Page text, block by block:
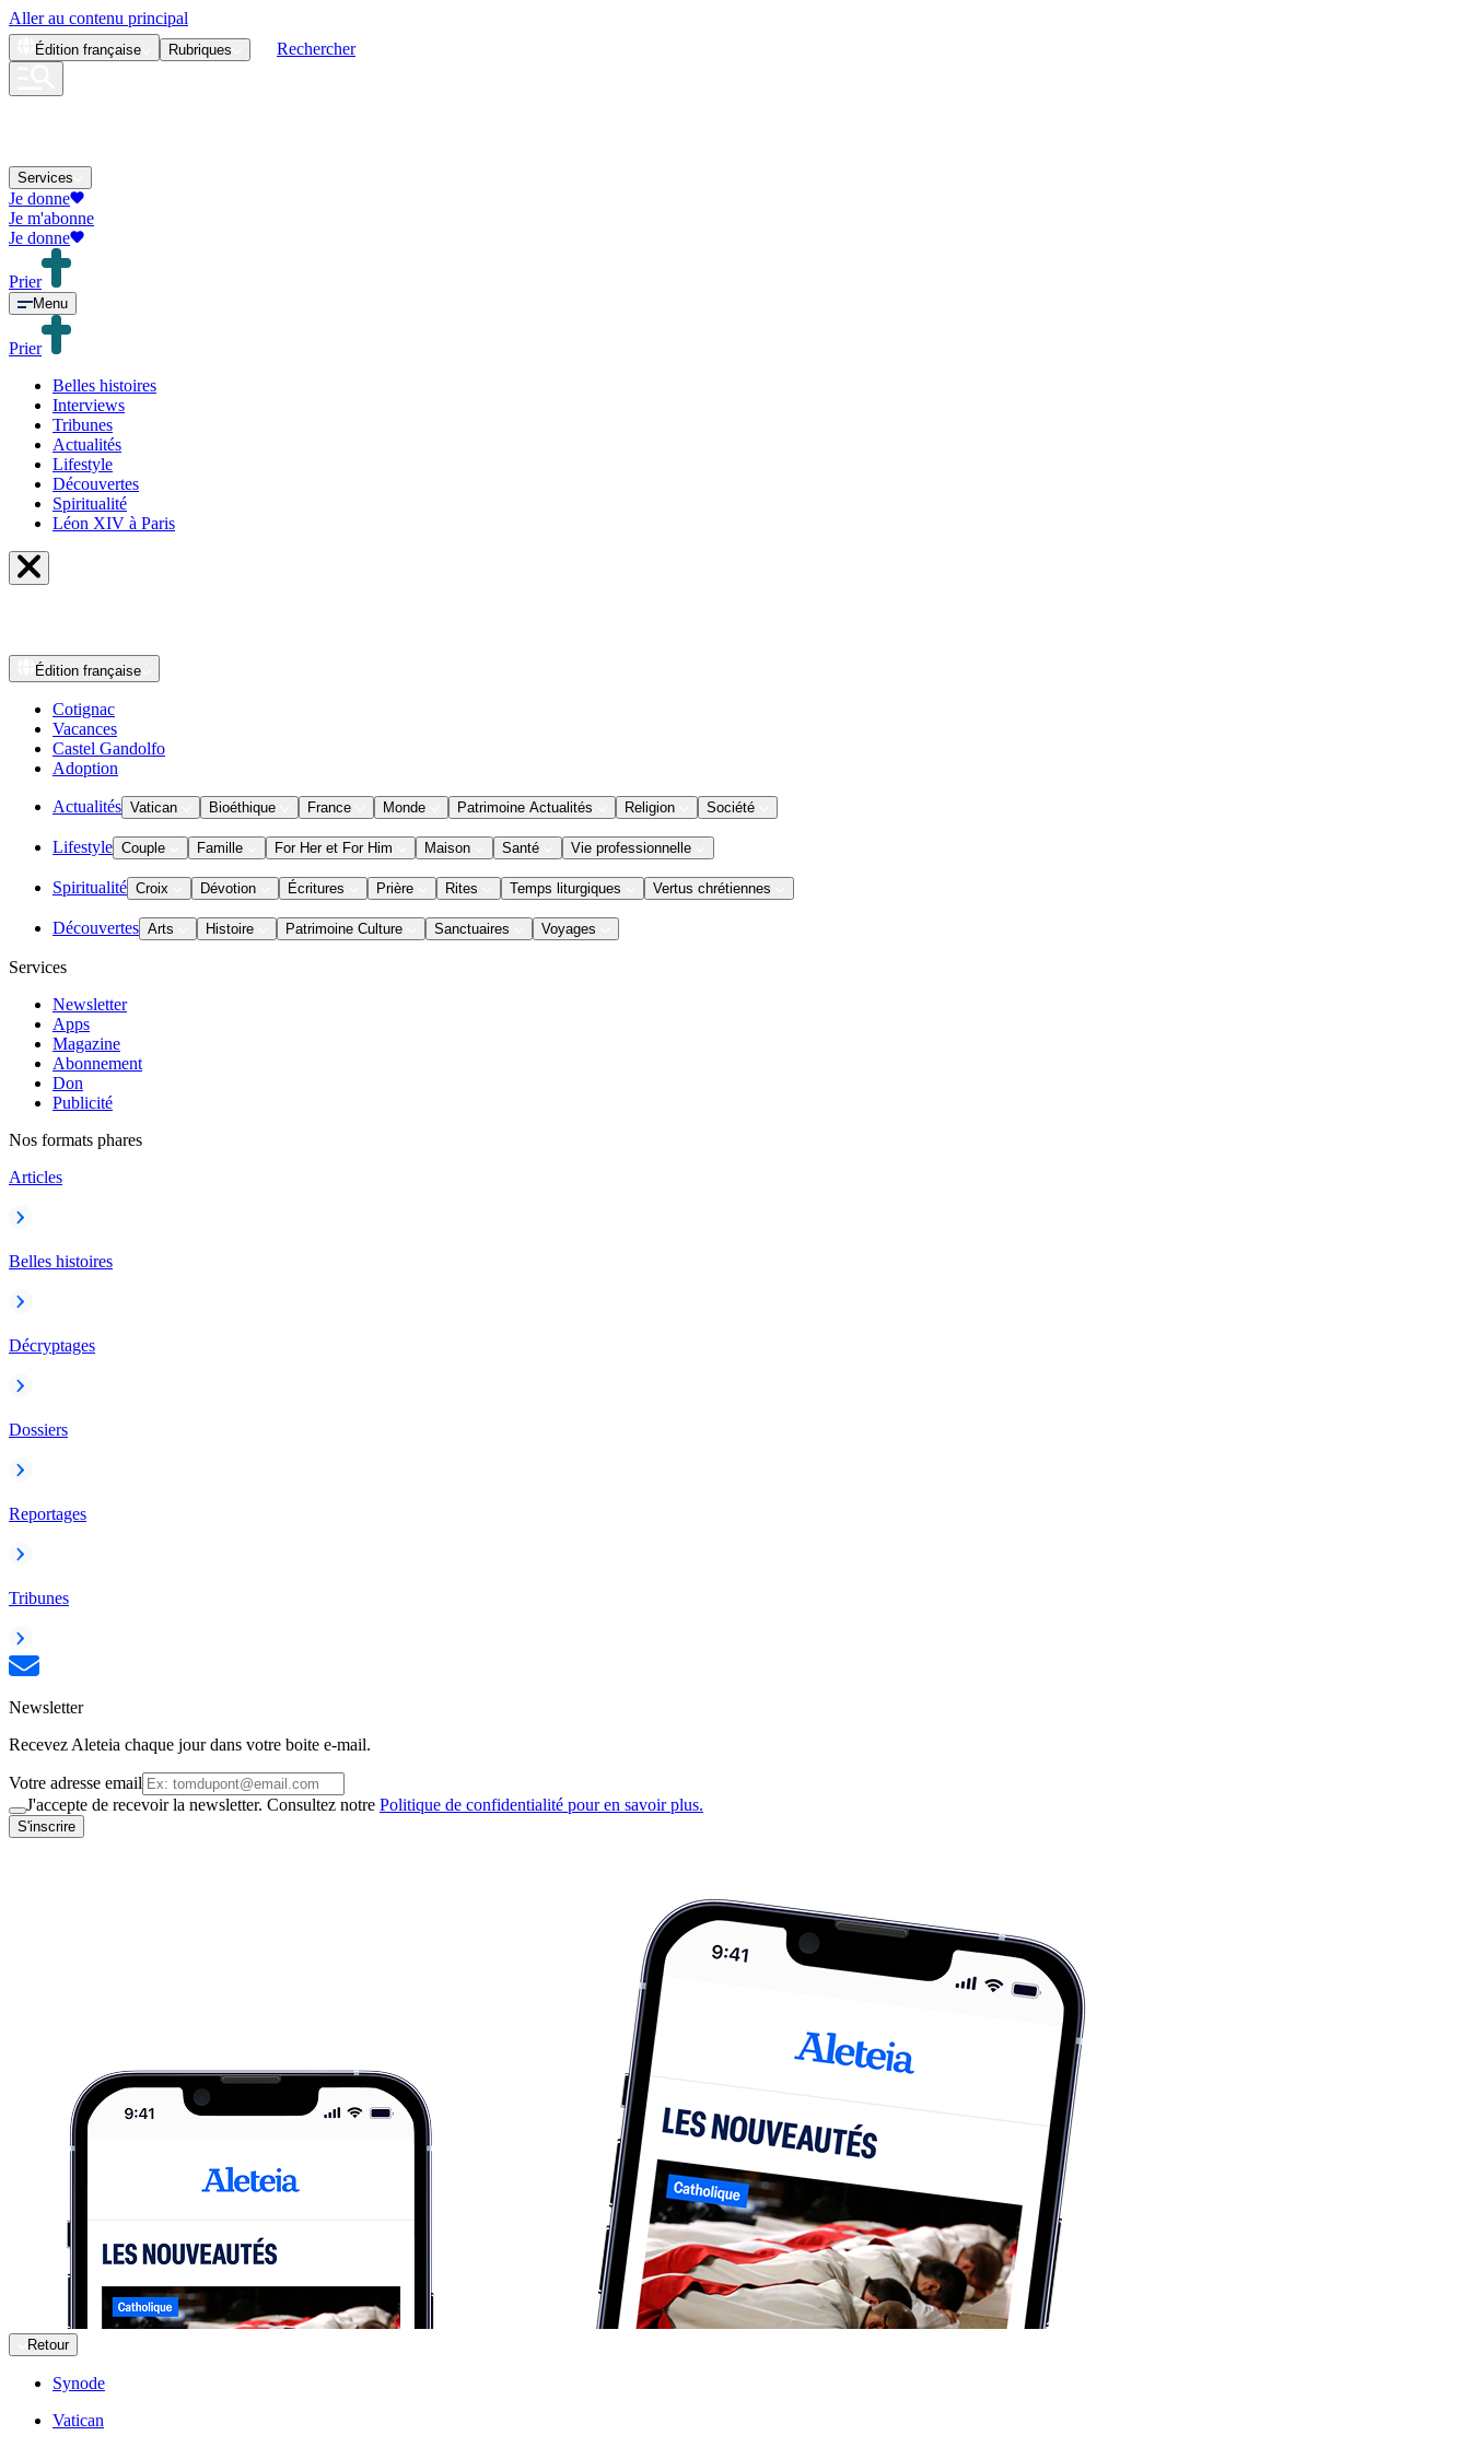
Aller au contenu principal
Édition française Rubriques Rechercher
Services
Je donne
Je m'abonne
Je donne
Prier
Menu
Prier
Belles histoires
Interviews
Tribunes
Actualités
Lifestyle
Découvertes
Spiritualité
Léon XIV à Paris
Édition française
Cotignac
Vacances
Castel Gandolfo
Adoption
Actualités Vatican Bioéthique France Monde Patrimoine Actualités Religion Société
Lifestyle Couple Famille For Her et For Him Maison Santé Vie professionnelle
Spiritualité Croix Dévotion Écritures Prière Rites Temps liturgiques Vertus chrétiennes
Découvertes Arts Histoire Patrimoine Culture Sanctuaires Voyages
Services
Newsletter
Apps
Magazine
Abonnement
Don
Publicité
Nos formats phares
Articles
Belles histoires
Décryptages
Dossiers
Reportages
Tribunes
Newsletter
Recevez Aleteia chaque jour dans votre boite e-mail.
Votre adresse email
J'accepte de recevoir la newsletter. Consultez notre Politique de confidentialité pour en savoir plus.
S'inscrire
Retour
Synode
Vatican